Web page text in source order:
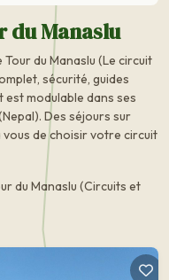
du Manaslu
du Manaslu (Le circuit
sécurité, guides
modulable dans ses
Des séjours sur
de choisir votre circuit
du Manaslu (Circuits et